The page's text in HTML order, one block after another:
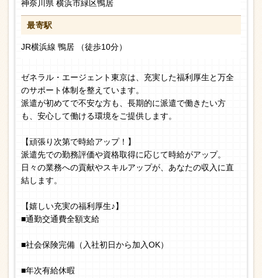
神奈川県 横浜市緑区鴨居
最寄駅
JR横浜線 鴨居 （徒歩10分）
ゼネラル・エージェント東京は、充実した福利厚生と万全
のサポート体制を整えています。
派遣が初めてで不安な方も、長期的に派遣で働きたい方
も、安心して働ける環境をご提供します。
【頑張り次第で時給アップ！】
派遣先での勤務評価や資格取得に応じて時給がアップ。
日々の業務への貢献やスキルアップが、あなたの収入に直
結します。
【嬉しい充実の福利厚生♪】
■通勤交通費全額支給
■社会保険完備（入社初日から加入OK）
■年次有給休暇